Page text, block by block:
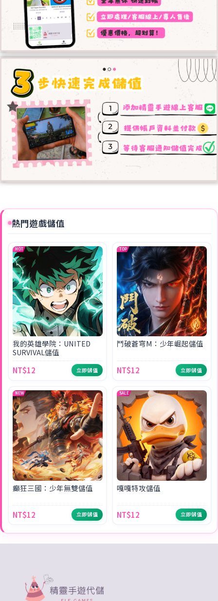
熱門遊戲儲值
HOT
我的英雄學院：UNITED
SURVIVAL儲值
NT$12
立即儲值
TOP
鬥破蒼穹M：少年崛起儲值
NT$12 立即儲值
NEW
癲狂三國：少年無雙儲值
NT$12 立即儲值
SALE
嘎嘎特攻儲值
NT$12 立即儲值